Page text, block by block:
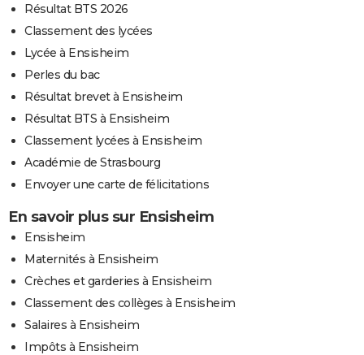
Résultat BTS 2026
Classement des lycées
Lycée à Ensisheim
Perles du bac
Résultat brevet à Ensisheim
Résultat BTS à Ensisheim
Classement lycées à Ensisheim
Académie de Strasbourg
Envoyer une carte de félicitations
En savoir plus sur Ensisheim
Ensisheim
Maternités à Ensisheim
Crèches et garderies à Ensisheim
Classement des collèges à Ensisheim
Salaires à Ensisheim
Impôts à Ensisheim